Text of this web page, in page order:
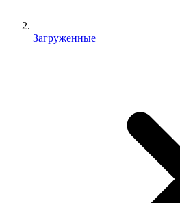
Загруженные